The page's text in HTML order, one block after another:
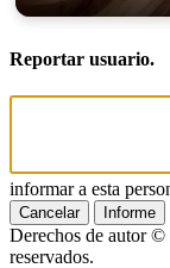
Reportar usuario.
informar a esta
Cancelar Informe
Derechos de autor ©
reservados.